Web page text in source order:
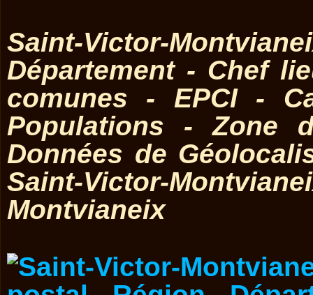
Saint-Victor-
Département - Chef
comunes - EPCI -
Populations - Zone
Données de
Saint-Victor-
Montvianeix